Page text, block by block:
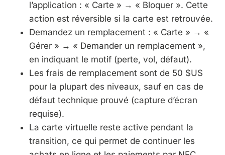
l’application : « Carte » → « Bloquer ». Cette
action est réversible si la carte est retrouvée.
Demandez un remplacement : « Carte » → «
Gérer » → « Demander un remplacement »,
en indiquant le motif (perte, vol, défaut).
Les frais de remplacement sont de 50 $US
pour la plupart des niveaux, sauf en cas de
défaut technique prouvé (capture d’écran
requise).
La carte virtuelle reste active pendant la
transition, ce qui permet de continuer les